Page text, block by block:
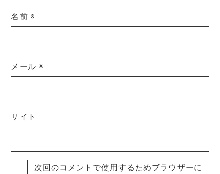
名前 ※
メール ※
サイト
次回のコメントで使用するためブラウザーに